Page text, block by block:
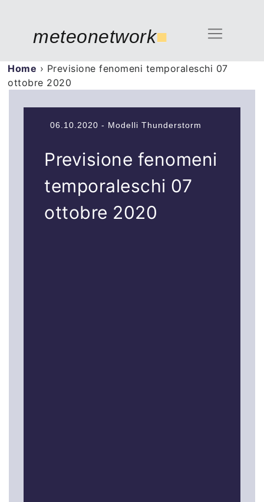
meteonetwork■
Home › Previsione fenomeni temporaleschi 07
ottobre 2020
06.10.2020 - Modelli Thunderstorm
Previsione fenomeni
temporaleschi 07
ottobre 2020